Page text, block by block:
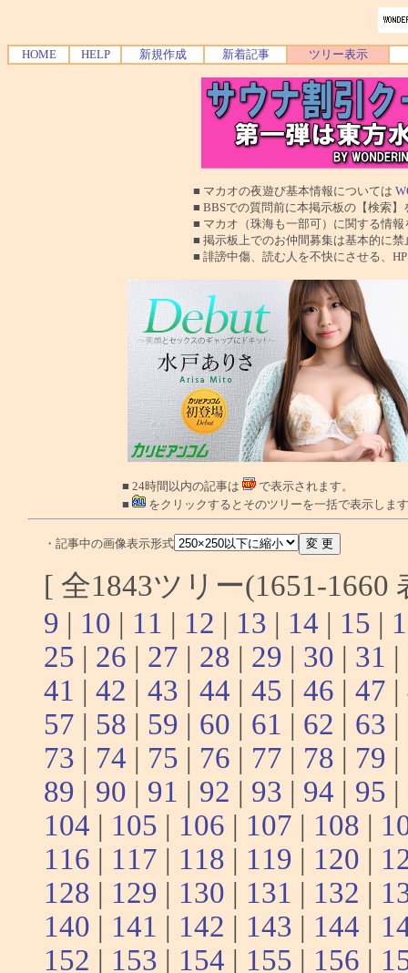
HOME HELP 新規作成 新着記事 ツリー表示
■ マカオの夜遊び基本情報については
■ BBSでの質問前に本掲示板の【検索】を使
■ マカオ（珠海も一部可）に関する情報を交
■ 掲示板上でのお仲間募集は基本的に禁止で
■ 誹謗中傷、読む人を不快にさせる、HPに運
■ 24時間以内の記事は
で表示されます。
■
をクリックするとそのツリーを一括で表示しま
・記事中の画像表示形式
[ 全1843ツリー(1651-
9 | 10 | 11 | 12 | 13 | 14 | 15 |
25 | 26 | 27 | 28 | 29 | 30 | 31 |
41 | 42 | 43 | 44 | 45 | 46 | 47 |
57 | 58 | 59 | 60 | 61 | 62 | 63 |
73 | 74 | 75 | 76 | 77 | 78 | 79 |
89 | 90 | 91 | 92 | 93 | 94 | 95 |
104 | 105 | 106 | 107 | 108 |
116 | 117 | 118 | 119 | 120 |
128 | 129 | 130 | 131 | 132 |
140 | 141 | 142 | 143 | 144 |
152 | 153 | 154 | 155 | 156 |